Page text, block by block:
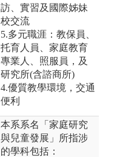
訪、實習及國際姊妹
校交流
5.多元職涯：教保員、
托育人員、家庭教育
專業人、照服員，及
研究所(含諮商所)
4.優質教學環境，交通
便利
本系系名「家庭研究
與兒童發展」所指涉
的學科包括：